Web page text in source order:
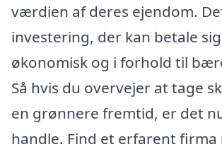
værdien af deres ejendom.
investering, der kan betale
økonomisk og i forhold til
Så hvis du overvejer at tage
en grønnere fremtid, er det
handle. Find et erfarent firma